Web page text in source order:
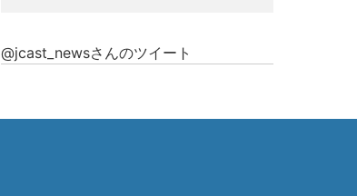
@jcast_newsさんのツイート